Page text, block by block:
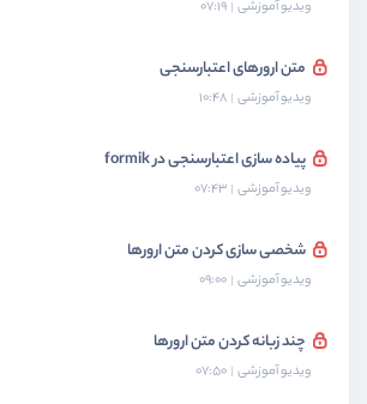
ویدیو آموزشی 07:19
متن ارورهای اعتبارسنجی
ویدیو آموزشی 10:48
پیاده سازی اعتبارسنجی در formik
ویدیو آموزشی 07:43
شخصی سازی کردن متن ارورها
ویدیو آموزشی 09:00
چند زبانه کردن متن ارورها
ویدیو آموزشی 07:50